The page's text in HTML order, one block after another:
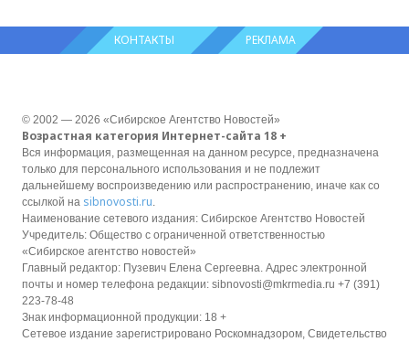
КОНТАКТЫ РЕКЛАМА
© 2002 — 2026 «Сибирское Агентство Новостей»
Возрастная категория Интернет-сайта 18 +
Вся информация, размещенная на данном ресурсе, предназначена
только для персонального использования и не подлежит
дальнейшему воспроизведению или распространению, иначе как со
ссылкой на sibnovosti.ru.
Наименование сетевого издания: Сибирское Агентство Новостей
Учредитель: Общество с ограниченной ответственностью
«Сибирское агентство новостей»
Главный редактор: Пузевич Елена Сергеевна. Адрес электронной
почты и номер телефона редакции: sibnovosti@mkrmedia.ru +7 (391)
223-78-48
Знак информационной продукции: 18 +
Сетевое издание зарегистрировано Роскомнадзором, Свидетельство